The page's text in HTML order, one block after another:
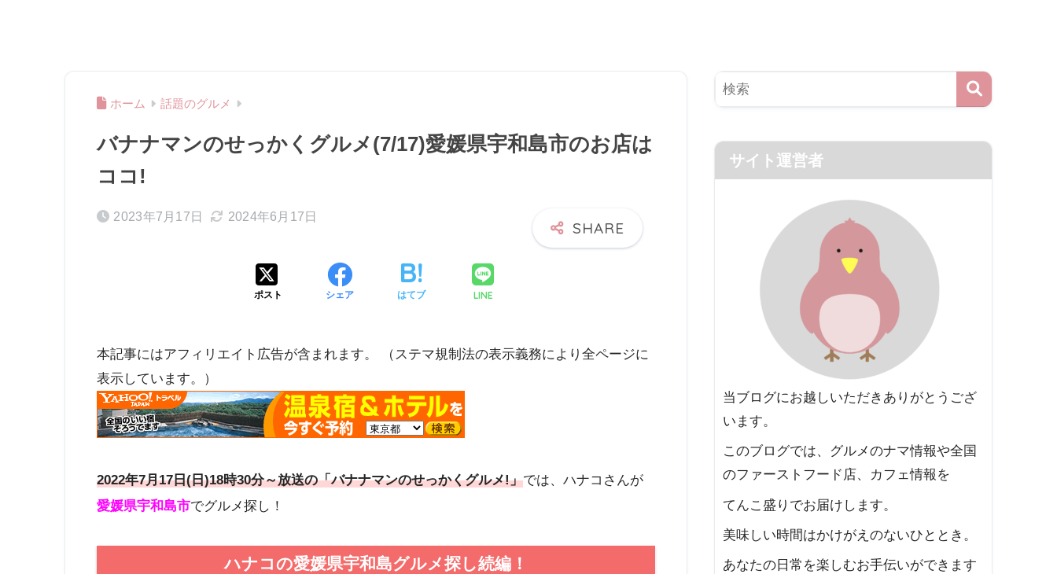
ホーム 話題のグルメ
バナナマンのせっかくグルメ(7/17)愛媛県宇和島市のお店は
ココ!
2023年7月17日 2024年6月17日
ポスト シェア はてブ LINE
本記事にはアフィリエイト広告が含まれます。 （ステマ規制法の表示義務により全ページに
表示しています。）
2022年7月17日(日)18時30分～放送の「バナナマンのせっかくグルメ!」では、ハナコさんが
愛媛県宇和島市でグルメ探し！
ハナコの愛媛県宇和島グルメ探し続編！
サイト運営者
当ブログにお越しいただきありがとうござ
います。
このブログでは、グルメのナマ情報や全国
のファーストフード店、カフェ情報を
てんこ盛りでお届けします。
美味しい時間はかけがえのないひととき。
あなたの日常を楽しむお手伝いができます